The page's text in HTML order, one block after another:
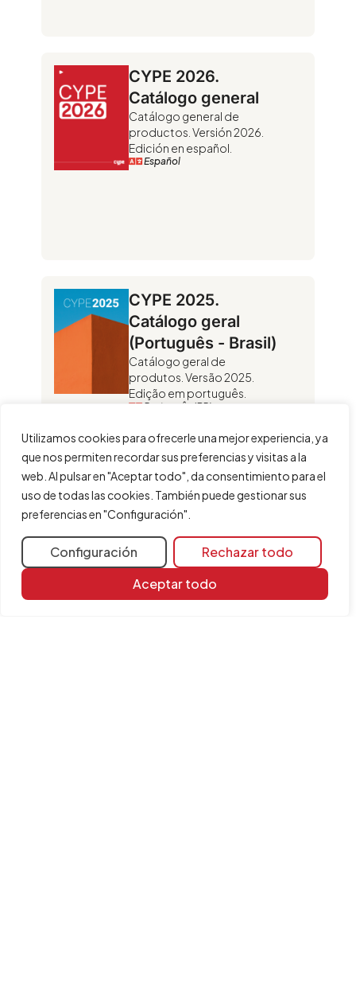
Utilizamos cookies para ofrecerle una mejor experiencia, ya
que nos permiten recordar sus preferencias y visitas a la
web. Al pulsar en "Aceptar todo", da consentimiento para el
uso de todas las cookies. También puede gestionar sus
preferencias en "Configuración".
Configuración
Rechazar todo
Aceptar todo
Idiomas
Español
Tipo
Catálogo
Ejemplo
CYPE 2026.
Catálogo general
Catálogo general de
productos. Versión 2026.
Edición en español.
Español
CYPE 2025.
Catálogo geral
(Português - Brasil)
Catálogo geral de
produtos. Versão 2025.
Edição em português.
Português (BR)
1 2 3 4 5 →